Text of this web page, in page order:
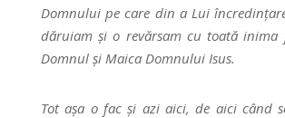
Domnului pe care din a Lui
dăruiam și o revărsam cu toată inima
Domnul și Maica Domnului Isus.
Tot așa o fac și azi aici, de aici când